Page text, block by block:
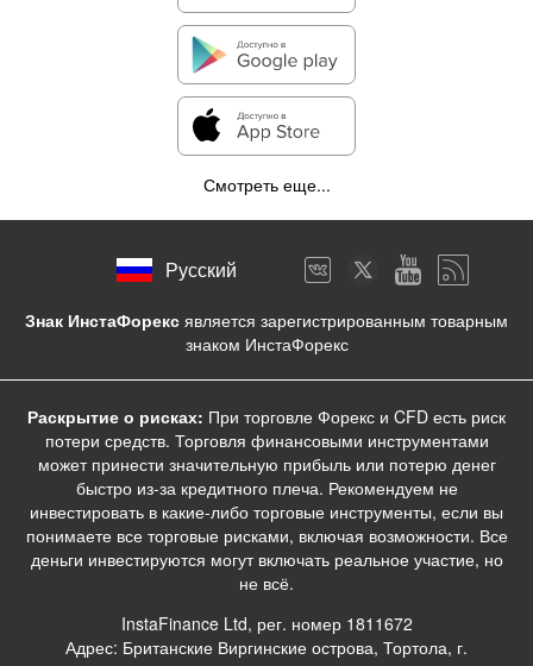
Смотреть еще...
Русский
Знак ИнстаФорекс является зарегистрированным товарным
знаком ИнстаФорекс
Раскрытие о рисках: При торговле Форекс и CFD есть риск
потери средств. Торговля финансовыми инструментами
может принести значительную прибыль или потерю денег
быстро из-за кредитного плеча. Рекомендуем не
инвестировать в какие-либо торговые инструменты, если вы
понимаете все торговые рисками, включая возможности. Все
деньги инвестируются могут включать реальное участие, но
не всё.
InstaFinance Ltd, рег. номер 1811672
Адрес: Британские Виргинские острова, Тортола, г.